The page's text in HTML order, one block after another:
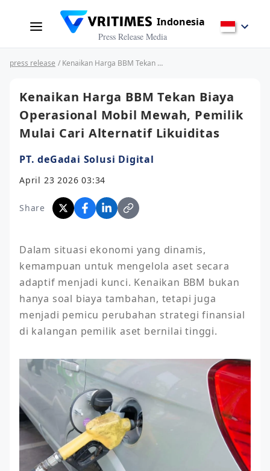
Indonesia
Press Release Media
press release / Kenaikan Harga BBM Tekan Biaya Operasional Mobil Mewah, Pemilik Mulai Cari Alternatif Likuiditas
Kenaikan Harga BBM Tekan Biaya
Operasional Mobil Mewah, Pemilik
Mulai Cari Alternatif Likuiditas
PT. deGadai Solusi Digital
April 23 2026 03:34
Share
Dalam situasi ekonomi yang dinamis,
kemampuan untuk mengelola aset secara
adaptif menjadi kunci. Kenaikan BBM bukan
hanya soal biaya tambahan, tetapi juga
menjadi pemicu perubahan strategi finansial
di kalangan pemilik aset bernilai tinggi.